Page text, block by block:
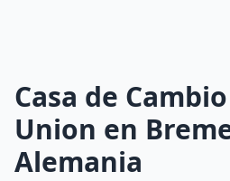
Casa de
Union en
Alemania